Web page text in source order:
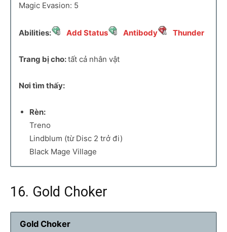
Magic Evasion: 5
Abilities: Add Status Antibody Thunder
Trang bị cho:tất cả nhân vật
Nơi tìm thấy:
Rèn:
Treno
Lindblum (từ Disc 2 trở đi)
Black Mage Village
16. Gold Choker
Gold Choker